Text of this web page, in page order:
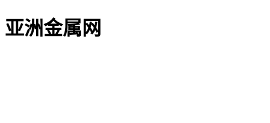
亚洲金属网